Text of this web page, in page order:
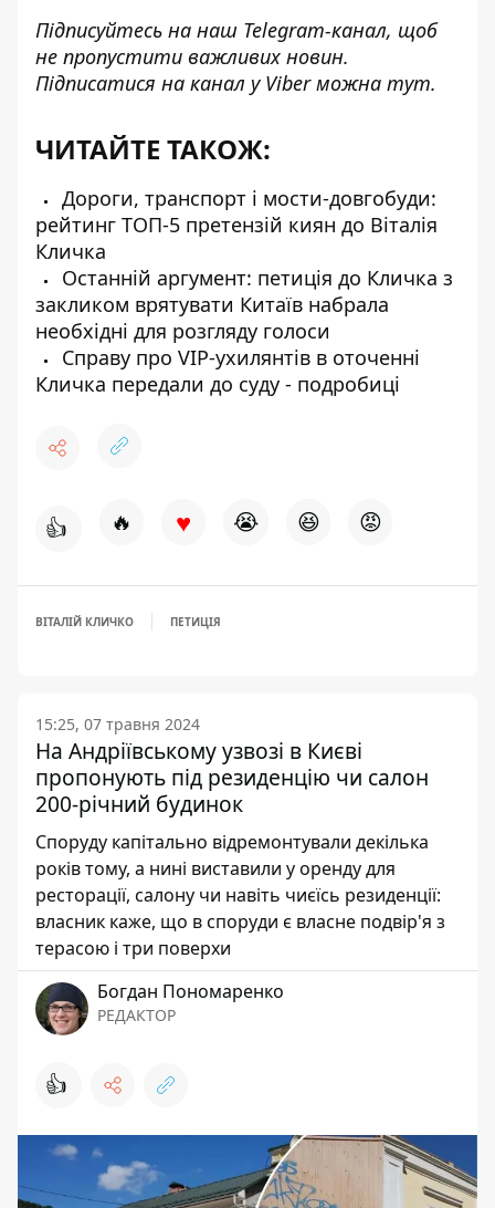
Підписуйтесь на наш Telegram-канал, щоб
не пропустити важливих новин.
Підписатися на канал у Viber можна тут.
ЧИТАЙТЕ ТАКОЖ:
Дороги, транспорт і мости-довгобуди:
рейтинг ТОП-5 претензій киян до Віталія
Кличка
Останній аргумент: петиція до Кличка з
закликом врятувати Китаїв набрала
необхідні для розгляду голоси
Справу про VIP-ухилянтів в оточенні
Кличка передали до суду - подробиці
👍 🔥 ♥ 😭 😆 😡
ВІТАЛІЙ КЛИЧКО ПЕТИЦІЯ
15:25, 07 травня 2024
На Андріївському узвозі в Києві
пропонують під резиденцію чи салон
200-річний будинок
Споруду капітально відремонтували декілька
років тому, а нині виставили у оренду для
ресторації, салону чи навіть чиєїсь резиденції:
власник каже, що в споруди є власне подвір'я з
терасою і три поверхи
Богдан Пономаренко
РЕДАКТОР
👍